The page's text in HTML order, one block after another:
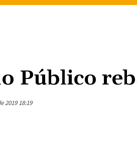
Público
2019 18:19